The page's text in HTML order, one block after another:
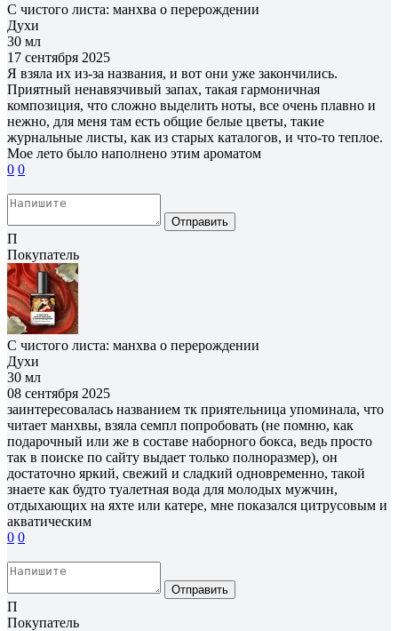
С чистого листа: манхва о перерождении
Духи
30 мл
17 сентября 2025
Я взяла их из-за названия, и вот они уже закончились.
Приятный ненавязчивый запах, такая гармоничная
композиция, что сложно выделить ноты, все очень плавно и
нежно, для меня там есть общие белые цветы, такие
журнальные листы, как из старых каталогов, и что-то теплое.
Мое лето было наполнено этим ароматом
0 0
Отправить
П
Покупатель
С чистого листа: манхва о перерождении
Духи
30 мл
08 сентября 2025
заинтересовалась названием тк приятельница упоминала, что
читает манхвы, взяла семпл попробовать (не помню, как
подарочный или же в составе наборного бокса, ведь просто
так в поиске по сайту выдает только полноразмер), он
достаточно яркий, свежий и сладкий одновременно, такой
знаете как будто туалетная вода для молодых мужчин,
отдыхающих на яхте или катере, мне показался цитрусовым и
акватическим
0 0
Отправить
П
Покупатель